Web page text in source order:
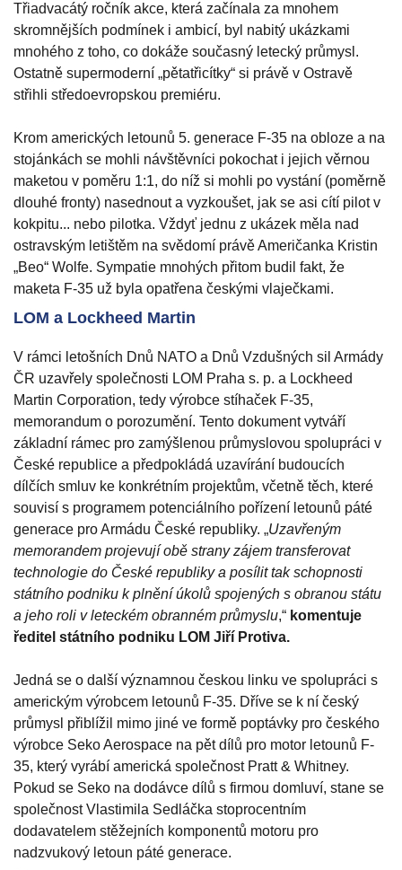
Třiadvacátý ročník akce, která začínala za mnohem
skromnějších podmínek i ambicí, byl nabitý ukázkami
mnohého z toho, co dokáže současný letecký průmysl.
Ostatně supermoderní „pětatřicítky“ si právě v Ostravě
střihli středoevropskou premiéru.
Krom amerických letounů 5. generace F-35 na obloze a na
stojánkách se mohli návštěvníci pokochat i jejich věrnou
maketou v poměru 1:1, do níž si mohli po vystání (poměrně
dlouhé fronty) nasednout a vyzkoušet, jak se asi cítí pilot v
kokpitu... nebo pilotka. Vždyť jednu z ukázek měla nad
ostravským letištěm na svědomí právě Američanka Kristin
„Beo“ Wolfe. Sympatie mnohých přitom budil fakt, že
maketa F-35 už byla opatřena českými vlaječkami.
LOM a Lockheed Martin
V rámci letošních Dnů NATO a Dnů Vzdušných sil Armády
ČR uzavřely společnosti LOM Praha s. p. a Lockheed
Martin Corporation, tedy výrobce stíhaček F-35,
memorandum o porozumění. Tento dokument vytváří
základní rámec pro zamýšlenou průmyslovou spolupráci v
České republice a předpokládá uzavírání budoucích
dílčích smluv ke konkrétním projektům, včetně těch, které
souvisí s programem potenciálního pořízení letounů páté
generace pro Armádu České republiky. „Uzavřeným
memorandem projevují obě strany zájem transferovat
technologie do České republiky a posílit tak schopnosti
státního podniku k plnění úkolů spojených s obranou státu
a jeho roli v leteckém obranném průmyslu,“ komentuje
ředitel státního podniku LOM Jiří Protiva.
Jedná se o další významnou českou linku ve spolupráci s
americkým výrobcem letounů F-35. Dříve se k ní český
průmysl přiblížil mimo jiné ve formě poptávky pro českého
výrobce Seko Aerospace na pět dílů pro motor letounů F-
35, který vyrábí americká společnost Pratt & Whitney.
Pokud se Seko na dodávce dílů s firmou domluví, stane se
společnost Vlastimila Sedláčka stoprocentním
dodavatelem stěžejních komponentů motoru pro
nadzvukový letoun páté generace.